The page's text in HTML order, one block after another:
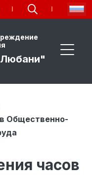
Любани"
Общественно-
часов